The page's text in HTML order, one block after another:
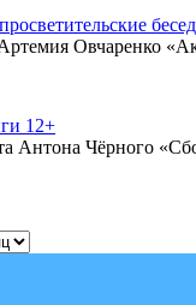
Овчаренко
12+
Антона Чёрного